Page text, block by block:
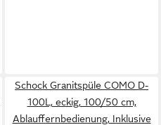
Schock Granitspüle COMO D-
100L, eckig, 100/50 cm,
Ablauffernbedienung, Inklusive